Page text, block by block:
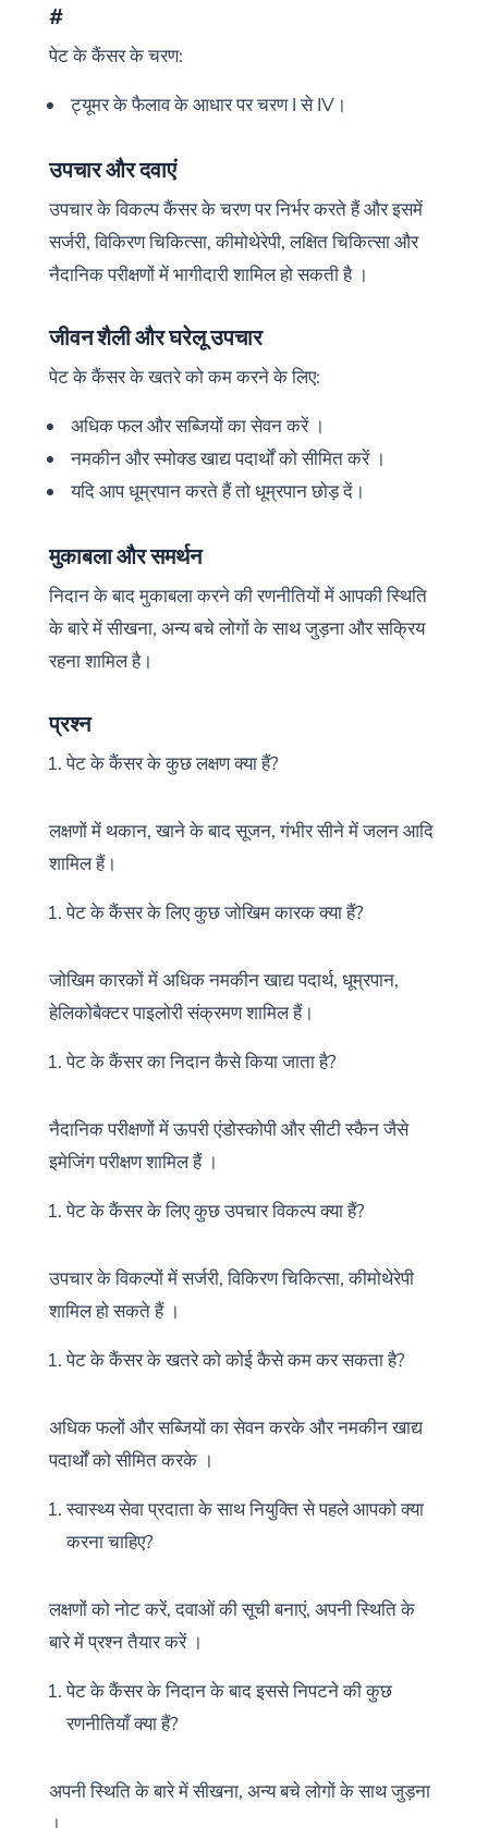
#
पेट के कैंसर के चरण:
ट्यूमर के फैलाव के आधार पर चरण I से IV।
उपचार और दवाएं
उपचार के विकल्प कैंसर के चरण पर निर्भर करते हैं और इसमें
सर्जरी, विकिरण चिकित्सा, कीमोथेरेपी, लक्षित चिकित्सा और
नैदानिक परीक्षणों में भागीदारी शामिल हो सकती है ।
जीवन शैली और घरेलू उपचार
पेट के कैंसर के खतरे को कम करने के लिए:
अधिक फल और सब्जियों का सेवन करें ।
नमकीन और स्मोक्ड खाद्य पदार्थों को सीमित करें ।
यदि आप धूम्रपान करते हैं तो धूम्रपान छोड़ दें।
मुकाबला और समर्थन
निदान के बाद मुकाबला करने की रणनीतियों में आपकी स्थिति
के बारे में सीखना, अन्य बचे लोगों के साथ जुड़ना और सक्रिय
रहना शामिल है।
प्रश्न
पेट के कैंसर के कुछ लक्षण क्या हैं?
लक्षणों में थकान, खाने के बाद सूजन, गंभीर सीने में जलन आदि
शामिल हैं।
पेट के कैंसर के लिए कुछ जोखिम कारक क्या हैं?
जोखिम कारकों में अधिक नमकीन खाद्य पदार्थ, धूम्रपान,
हेलिकोबैक्टर पाइलोरी संक्रमण शामिल हैं।
पेट के कैंसर का निदान कैसे किया जाता है?
नैदानिक परीक्षणों में ऊपरी एंडोस्कोपी और सीटी स्कैन जैसे
इमेजिंग परीक्षण शामिल हैं ।
पेट के कैंसर के लिए कुछ उपचार विकल्प क्या हैं?
उपचार के विकल्पों में सर्जरी, विकिरण चिकित्सा, कीमोथेरेपी
शामिल हो सकते हैं ।
पेट के कैंसर के खतरे को कोई कैसे कम कर सकता है?
अधिक फलों और सब्जियों का सेवन करके और नमकीन खाद्य
पदार्थों को सीमित करके ।
स्वास्थ्य सेवा प्रदाता के साथ नियुक्ति से पहले आपको क्या
करना चाहिए?
लक्षणों को नोट करें, दवाओं की सूची बनाएं, अपनी स्थिति के
बारे में प्रश्न तैयार करें ।
पेट के कैंसर के निदान के बाद इससे निपटने की कुछ
रणनीतियाँ क्या हैं?
अपनी स्थिति के बारे में सीखना, अन्य बचे लोगों के साथ जुड़ना